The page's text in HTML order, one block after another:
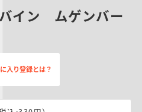
イン ムゲンバー
入り登録とは？